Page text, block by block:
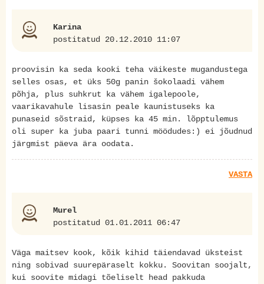
Karina
postitatud 20.12.2010 11:07
proovisin ka seda kooki teha väikeste mugandustega
selles osas, et üks 50g panin šokolaadi vähem
põhja, plus suhkrut ka vähem igalepoole,
vaarikavahule lisasin peale kaunistuseks ka
punaseid sõstraid, küpses ka 45 min. lõpptulemus
oli super ka juba paari tunni möödudes:) ei jõudnud
järgmist päeva ära oodata.
VASTA
Murel
postitatud 01.01.2011 06:47
Väga maitsev kook, kõik kihid täiendavad üksteist
ning sobivad suurepäraselt kokku. Soovitan soojalt,
kui soovite midagi tõeliselt head pakkuda